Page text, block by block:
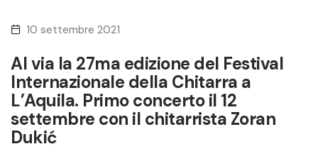
10 settembre 2021
Al via la 27ma edizione del Festival
Internazionale della Chitarra a
L’Aquila. Primo concerto il 12
settembre con il chitarrista Zoran
Dukić